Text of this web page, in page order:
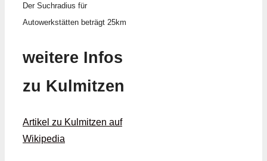
Der Suchradius für
Autowerkstätten beträgt 25km
weitere Infos
zu Kulmitzen
Artikel zu Kulmitzen auf
Wikipedia